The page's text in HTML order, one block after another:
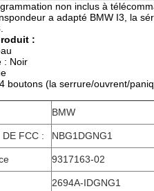
non inclus à
a adapté BMW I3, la
:
: Noir
boutons (la serrure/ouvrent/
BMW
DE FCC : NBG1DGNG1
9317163-02
2694A-IDGNG1